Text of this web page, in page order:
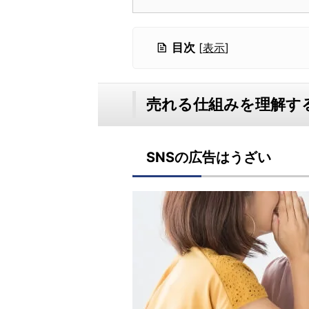
目次 [表示]
売れる仕組みを理解す
SNSの広告はうざい